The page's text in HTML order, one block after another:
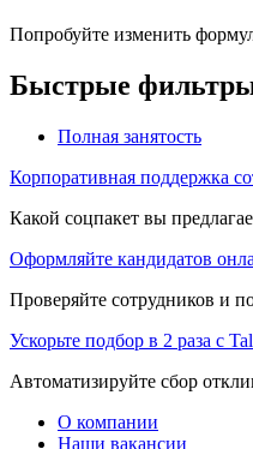
Попробуйте изменить
Быстрые
Полная занятость
Корпоративная поддержка
Какой соцпакет вы
Оформляйте кандидатов
Проверяйте сотрудников и
Ускорьте подбор в 2 раза с
Автоматизируйте сбор
О компании
Наши вакансии